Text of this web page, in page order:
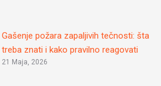
Gašenje požara zapaljivih tečnosti: šta
treba znati i kako pravilno reagovati
21 Maja, 2026